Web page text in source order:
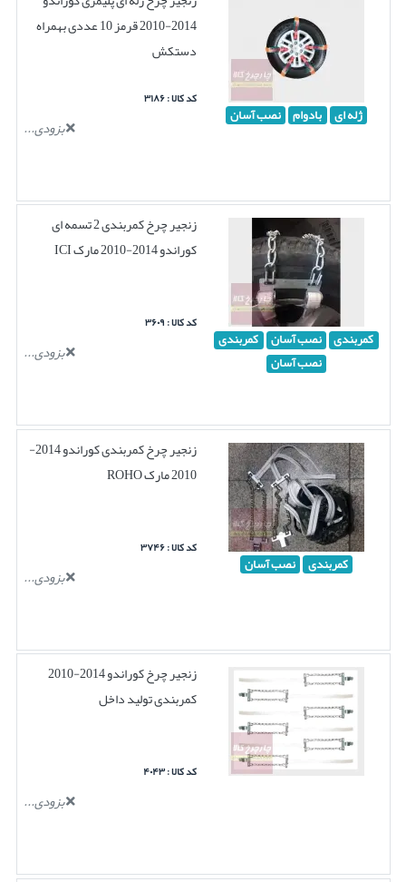
ژله ای بادوام نصب آسان
2014-2010 قرمز 10 عددی بهمراه
دستکش
کد کالا : ۳۱۸۶
بزودی...
کمربندی نصب آسان کمربندی
نصب آسان
زنجیر چرخ کمربندی 2 تسمه ای
کوراندو 2014-2010 مارک ICI
کد کالا : ۳۶۰۹
بزودی...
کمربندی نصب آسان
زنجیر چرخ کمربندی کوراندو 2014-
2010 مارک ROHO
کد کالا : ۳۷۴۶
بزودی...
زنجیر چرخ کوراندو 2014-2010
کمربندی تولید داخل
کد کالا : ۴۰۴۳
بزودی...